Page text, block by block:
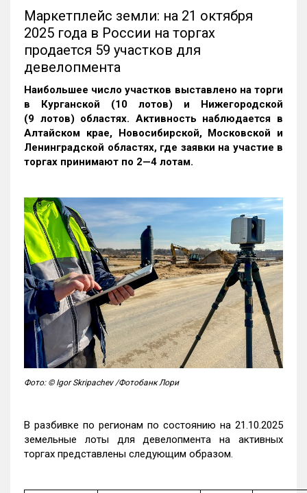
Маркетплейс земли: на 21 октября
2025 года в России на торгах
продается 59 участков для
девелопмента
Наибольшее число участков выставлено на торги
в Курганской (10 лотов) и Нижегородской
(9 лотов) областях. Активность наблюдается в
Алтайском крае, Новосибирской, Московской и
Ленинградской областях, где заявки на участие в
торгах принимают по 2—4 лотам.
Фото: © Igor Skripachev /Фотобанк Лори
В разбивке по регионам по состоянию на 21.10.2025
земельные лоты для девелопмента на активных
торгах представлены следующим образом.